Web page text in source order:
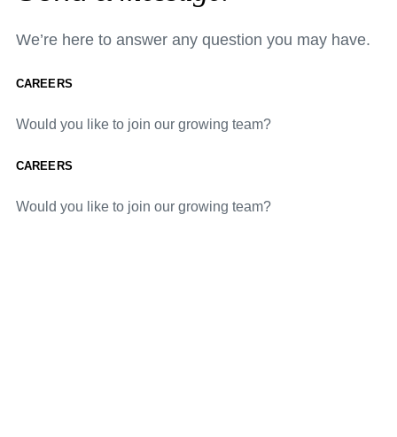
We’re here to answer any question you may have.
CAREERS
Would you like to join our growing team?
CAREERS
Would you like to join our growing team?